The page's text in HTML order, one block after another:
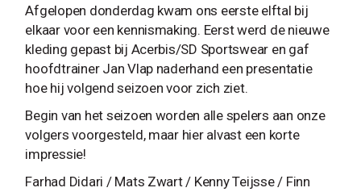
Afgelopen donderdag kwam ons eerste elftal bij
elkaar voor een kennismaking. Eerst werd de nieuwe
kleding gepast bij Acerbis/SD Sportswear en gaf
hoofdtrainer Jan Vlap naderhand een presentatie
hoe hij volgend seizoen voor zich ziet.
Begin van het seizoen worden alle spelers aan onze
volgers voorgesteld, maar hier alvast een korte
impressie!
Farhad Didari / Mats Zwart / Kenny Teijsse / Finn